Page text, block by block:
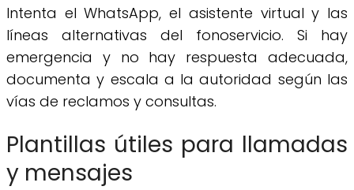
Intenta el WhatsApp, el asistente virtual y las
líneas alternativas del fonoservicio. Si hay
emergencia y no hay respuesta adecuada,
documenta y escala a la autoridad según las
vías de reclamos y consultas.
Plantillas útiles para llamadas
y mensajes